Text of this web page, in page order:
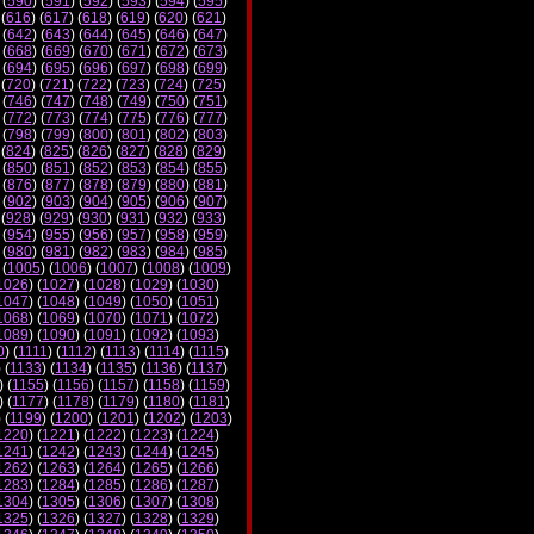
616) (617) (618) (619) (620) (621)
642) (643) (644) (645) (646) (647)
668) (669) (670) (671) (672) (673)
694) (695) (696) (697) (698) (699)
720) (721) (722) (723) (724) (725)
746) (747) (748) (749) (750) (751)
772) (773) (774) (775) (776) (777)
798) (799) (800) (801) (802) (803)
824) (825) (826) (827) (828) (829)
850) (851) (852) (853) (854) (855)
876) (877) (878) (879) (880) (881)
902) (903) (904) (905) (906) (907)
928) (929) (930) (931) (932) (933)
954) (955) (956) (957) (958) (959)
980) (981) (982) (983) (984) (985)
1005) (1006) (1007) (1008) (1009)
) (1027) (1028) (1029) (1030)
) (1048) (1049) (1050) (1051)
) (1069) (1070) (1071) (1072)
) (1090) (1091) (1092) (1093)
) (1111) (1112) (1113) (1114) (1115)
(1133) (1134) (1135) (1136) (1137)
(1155) (1156) (1157) (1158) (1159)
) (1177) (1178) (1179) (1180) (1181)
(1199) (1200) (1201) (1202) (1203)
) (1221) (1222) (1223) (1224)
) (1242) (1243) (1244) (1245)
) (1263) (1264) (1265) (1266)
) (1284) (1285) (1286) (1287)
) (1305) (1306) (1307) (1308)
) (1326) (1327) (1328) (1329)